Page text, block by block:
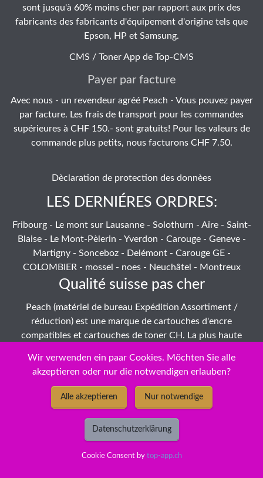
sont jusqu'à 60% moins cher par rapport aux prix des
fabricants des fabricants d'équipement d'origine tels que
Epson, HP et Samsung.
CMS / Toner App de Top-CMS
Payer par facture
Avec nous - un revendeur agréé Peach - Vous pouvez payer
par facture. Les frais de transport pour les commandes
supérieures à CHF 150.- sont gratuits! Pour les valeurs de
commande plus petits, nous facturons CHF 7.50.
Dèclaration de protection des donnèes
LES DERNIÉRES ORDRES:
Fribourg - Le mont sur Lausanne - Solothurn - Aïre - Saint-
Blaise - Le Mont-Pèlerin - Yverdon - Carouge - Geneve -
Martigny - Sonceboz - Delémont - Carouge GE -
COLOMBIER - mossel - noes - Neuchâtel - Montreux
Qualité suisse pas cher
Peach (matériel de bureau Expédition Assortiment /
réduction) est une marque de cartouches d'encre
compatibles et cartouches de toner CH. La plus haute
la lumière satisfont aux exigences les plus strictes pour
garantir des résultats d'impression brillants.
Avec nous - un revendeur agréé Peach - Vous pouvez payer
pour les commandes supérieures à CHF 150.- sont gratuits!
Pour les valeurs de commande detoner pas cher
petits, nous facturons CHF 7.50. Commander par
Wir verwenden ein paar Cookies. Möchten Sie alle
akzeptieren oder nur die notwendigen erlauben?
Alle akzeptieren Nur notwendige
Datenschutzerklärung
Cookie Consent by top-app.ch